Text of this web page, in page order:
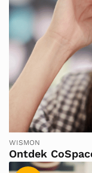
WISMON
Ontdek